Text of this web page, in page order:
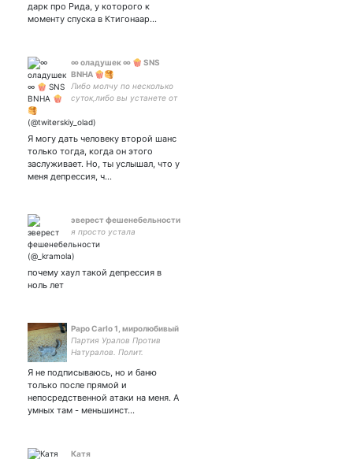
дарк про Рида, у которого к
моменту спуска в Ктигонаар…
∞ оладушек ∞ 🍿 SNS
BNHA 🍿🥞
Либо молчу по несколько
суток,либо вы устанете от
уставший фикрайтер. Все
идею - отмечайте. Юп:
HydeTweets
Я могу дать человеку второй шанс
только тогда, когда он этого
заслуживает. Но, ты услышал, что у
меня депрессия, ч…
эверест фешенебельности
я просто устала
почему хаул такой депрессия в
ноль лет
Papo Carlo 1, миролюбивый
Партия Уралов Против
Натуралов. Полит.
калибром 7,62. По поводу
закупки патронов не
обращаться, на все хватит.
No-follow-up.
Я не подписываюсь, но и баню
только после прямой и
непосредственной атаки на меня. А
умных там - меньшинст…
Катя